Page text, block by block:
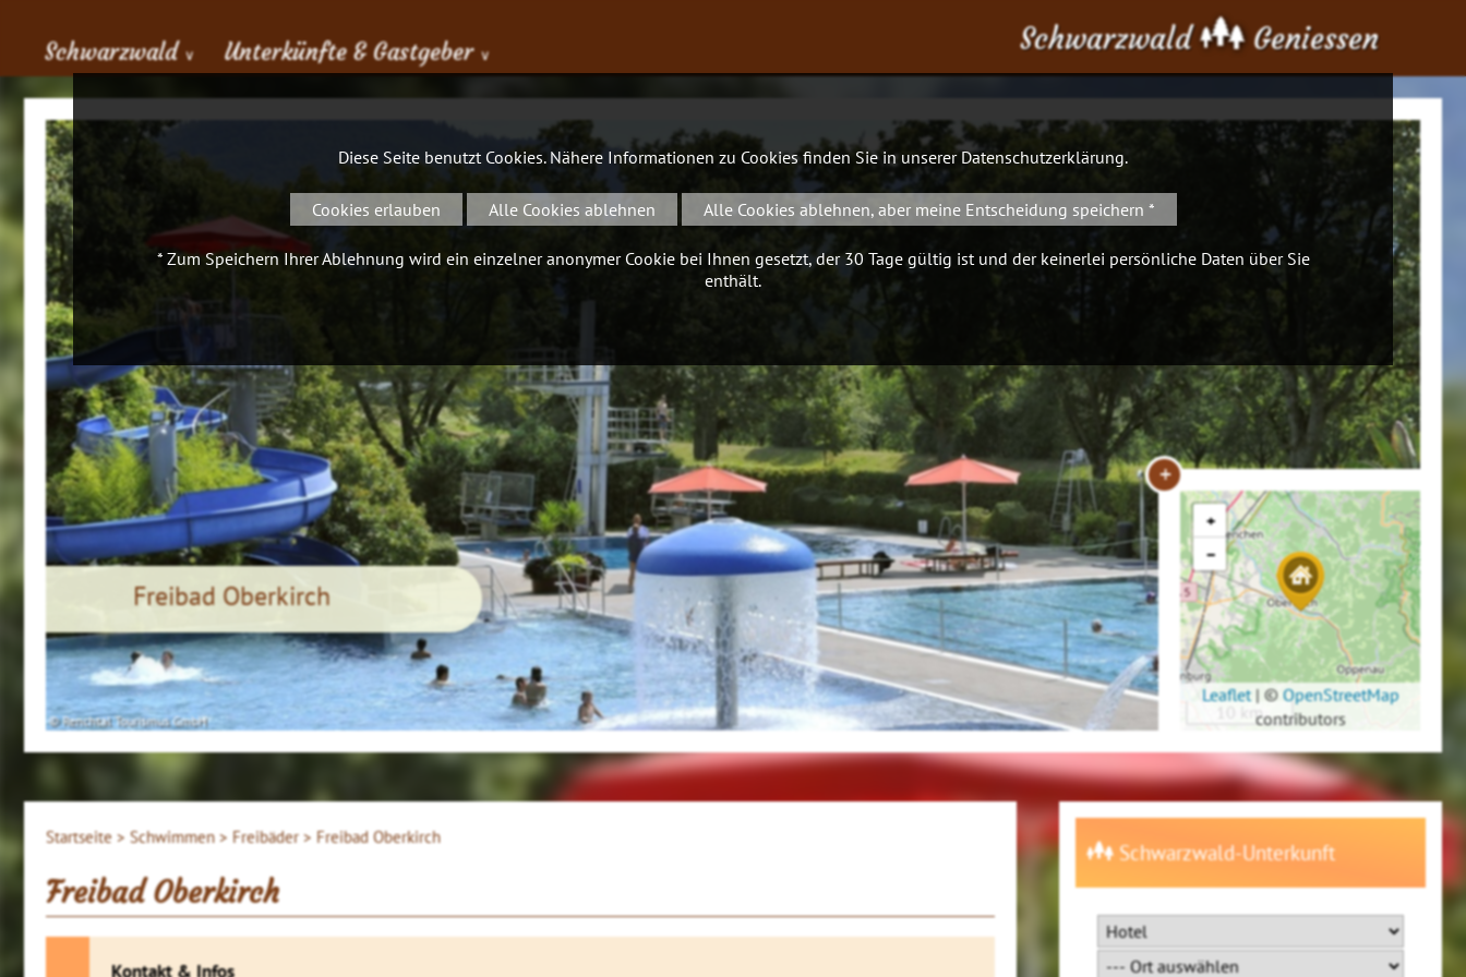
Schwarzwald ∨ Unterkünfte & Gastgeber ∨ Schwarzwald Geniessen
© Renchtal Tourismus GmbH
Freibad Oberkirch
+
+
−
10 km
Leaflet |© OpenStreetMap
contributors
Startseite > Schwimmen > Freibäder > Freibad Oberkirch
Freibad Oberkirch
Kontakt & Infos
Schwarzwald-Unterkunft
Diese Seite benutzt Cookies. Nähere Informationen zu Cookies finden Sie in unsererDatenschutzerklärung.
Cookies erlauben Alle Cookies ablehnen Alle Cookies ablehnen, aber meine Entscheidung speichern *
* Zum Speichern Ihrer Ablehnung wird ein einzelner anonymer Cookie bei Ihnen gesetzt, der 30 Tage gültig ist und der keinerlei persönliche Daten über Sie
enthält.